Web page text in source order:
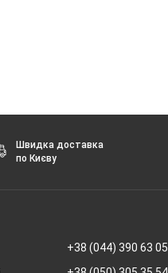
Швидка доставка
по Києву
+38 (044) 390 63 05